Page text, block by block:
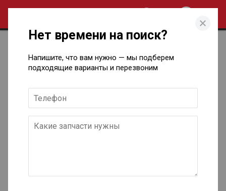
Honda в Ижевске
Нет времени на поиск?
Напишите, что вам нужно — мы подберем
подходящие варианты и перезвоним